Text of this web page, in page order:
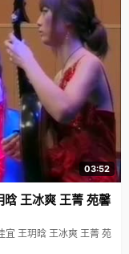
03:52
王冰爽 王菁 苑馨
宜 王玥晗 王冰爽 王菁 苑